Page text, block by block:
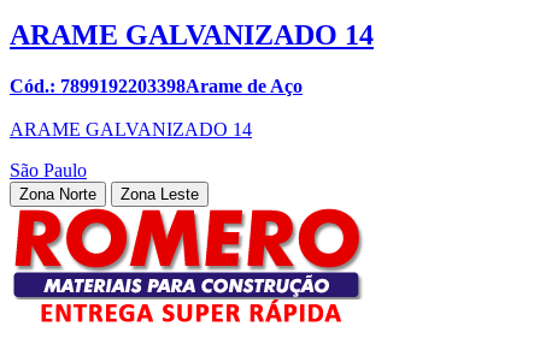
ARAME GALVANIZADO 14
Cód.: 7899192203398Arame de Aço
ARAME GALVANIZADO 14
São Paulo
Zona Norte Zona Leste